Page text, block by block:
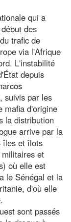
qui a
des
trafic de
via l'Afrique
L'instabilité
depuis
suivis par les
mafia d'origine
la distribution
arrive par la
îles et îlots
et
où elle est
le Sénégal et la
d'où elle
sont passés